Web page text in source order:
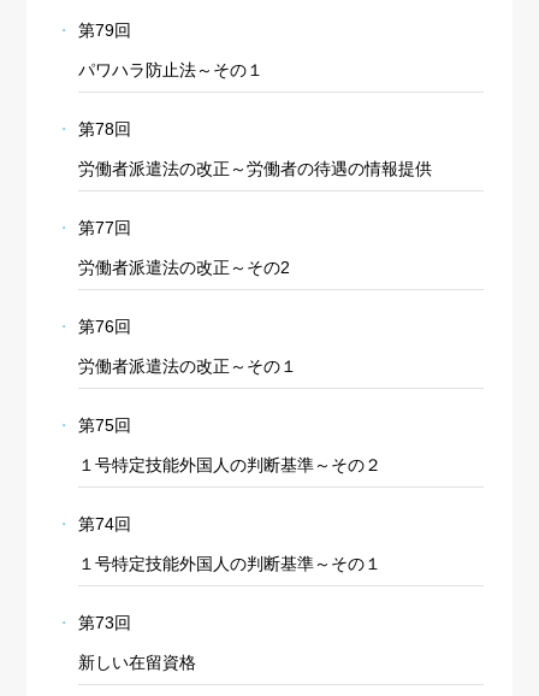
第79回
パワハラ防止法～その１
第78回
労働者派遣法の改正～労働者の待遇の情報提供
第77回
労働者派遣法の改正～その2
第76回
労働者派遣法の改正～その１
第75回
１号特定技能外国人の判断基準～その２
第74回
１号特定技能外国人の判断基準～その１
第73回
新しい在留資格